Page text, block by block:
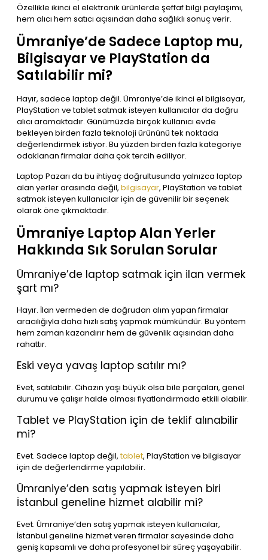
Özellikle ikinci el elektronik ürünlerde şeffaf bilgi paylaşımı,
hem alıcı hem satıcı açısından daha sağlıklı sonuç verir.
Ümraniye’de Sadece Laptop mu,
Bilgisayar ve PlayStation da
Satılabilir mi?
Hayır, sadece laptop değil. Ümraniye’de ikinci el bilgisayar,
PlayStation ve tablet satmak isteyen kullanıcılar da doğru
alıcı aramaktadır. Günümüzde birçok kullanıcı evde
bekleyen birden fazla teknoloji ürününü tek noktada
değerlendirmek istiyor. Bu yüzden birden fazla kategoriye
odaklanan firmalar daha çok tercih ediliyor.
Laptop Pazarı da bu ihtiyaç doğrultusunda yalnızca laptop
alan yerler arasında değil, bilgisayar, PlayStation ve tablet
satmak isteyen kullanıcılar için de güvenilir bir seçenek
olarak öne çıkmaktadır.
Ümraniye Laptop Alan Yerler
Hakkında Sık Sorulan Sorular
Ümraniye’de laptop satmak için ilan vermek
şart mı?
Hayır. İlan vermeden de doğrudan alım yapan firmalar
aracılığıyla daha hızlı satış yapmak mümkündür. Bu yöntem
hem zaman kazandırır hem de güvenlik açısından daha
rahattır.
Eski veya yavaş laptop satılır mı?
Evet, satılabilir. Cihazın yaşı büyük olsa bile parçaları, genel
durumu ve çalışır halde olması fiyatlandırmada etkili olabilir.
Tablet ve PlayStation için de teklif alınabilir
mi?
Evet. Sadece laptop değil,tablet, PlayStation ve bilgisayar
için de değerlendirme yapılabilir.
Ümraniye’den satış yapmak isteyen biri
İstanbul geneline hizmet alabilir mi?
Evet. Ümraniye’den satış yapmak isteyen kullanıcılar,
İstanbul geneline hizmet veren firmalar sayesinde daha
geniş kapsamlı ve daha profesyonel bir süreç yaşayabilir.